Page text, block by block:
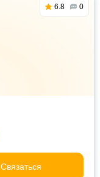
6.8 0
Связаться